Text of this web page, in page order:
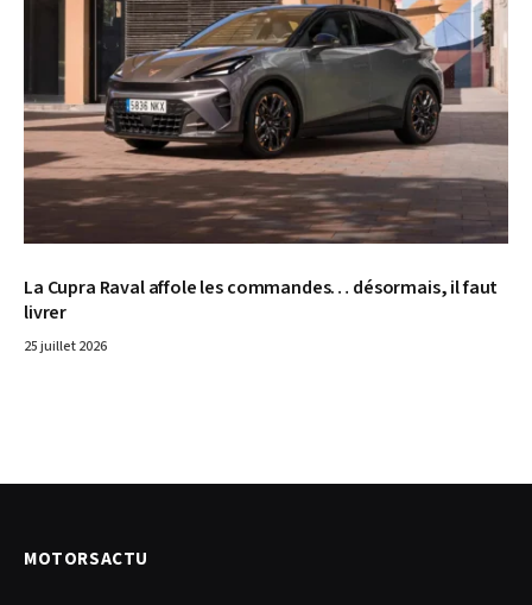
La Cupra Raval affole les commandes… désormais, il faut
livrer
25 juillet 2026
MOTORSACTU